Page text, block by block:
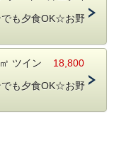
でも夕食OK☆お野
㎡ ツイン 18,800
でも夕食OK☆お野